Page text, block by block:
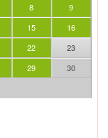
8
9
15
16
22
23
29
30